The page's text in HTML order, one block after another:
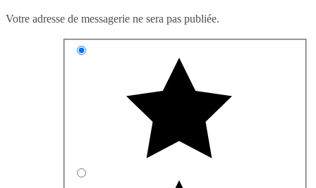
Votre adresse de messagerie ne sera pas publiée.